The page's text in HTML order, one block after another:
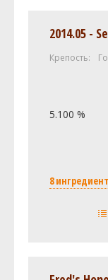
Цитра
Дрожжи
Другие
2014.05 -
Крепость:
5.100 %
8
Castle